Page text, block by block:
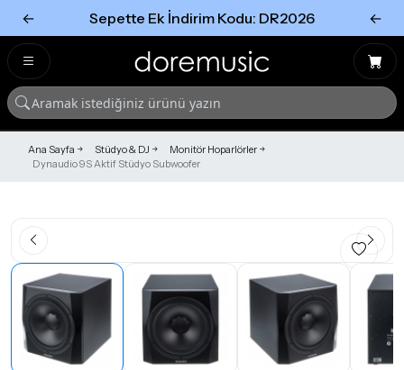
← Sepette Ek İndirim Kodu: DR2026 ←
Ana Sayfa Stüdyo & DJ
Monitör Hoparlörler
Dynaudio 9S Aktif Stüdyo Subwoofer
Tümünü Gör
Tümünü gör